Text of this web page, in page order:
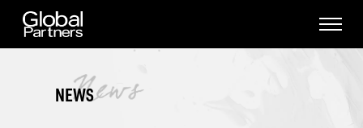
NEWS